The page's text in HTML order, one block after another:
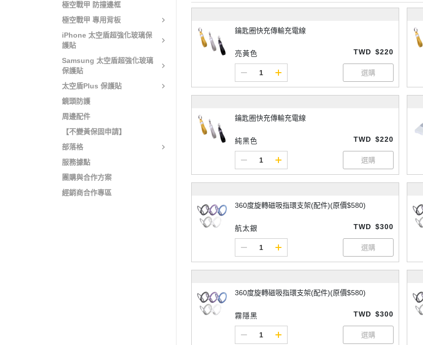
極空戰甲 防撞邊框
極空戰甲 專用背板
iPhone 太空盾超強化玻璃保
護貼
Samsung 太空盾超強化玻璃
保護貼
太空盾Plus 保護貼
鏡頭防護
周邊配件
【不變黃保固申請】
部落格
服務據點
團購與合作方案
經銷商合作專區
鑰匙圈快充傳輸充電線
亮黃色 TWD $220
鑰匙圈快充傳輸充電線
純黑色 TWD $220
360度旋轉磁吸指環支架(配件)(原價$580)
航太銀 TWD $300
360度旋轉磁吸指環支架(配件)(原價$580)
霧隱黑 TWD $300